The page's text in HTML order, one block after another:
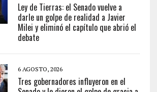
Ley de Tierras: el Senado vuelve a
darle un golpe de realidad a Javier
Milei y eliminó el capítulo que abrió el
debate
6 AGOSTO, 2026
Tres gobernadores influyeron en el